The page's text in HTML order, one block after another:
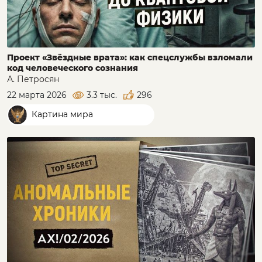
Проект «Звёздные врата»: как спецслужбы взломали
код человеческого сознания
А. Петросян
22 марта 2026
3.3 тыс.
296
Картина мира